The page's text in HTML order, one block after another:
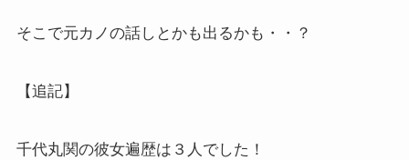
そこで元カノの話しとかも出るかも・・？
【追記】
千代丸関の彼女遍歴は３人でした！